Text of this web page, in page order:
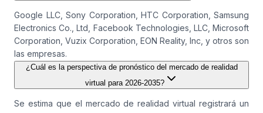
Google LLC, Sony Corporation, HTC Corporation, Samsung
Electronics Co., Ltd, Facebook Technologies, LLC, Microsoft
Corporation, Vuzix Corporation, EON Reality, Inc, y otros son
las empresas.
¿Cuál es la perspectiva de pronóstico del mercado de realidad
virtual para 2026-2035?
Se estima que el mercado de realidad virtual registrará un